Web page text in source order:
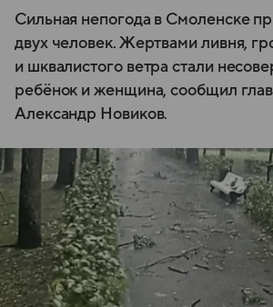
Сильная непогода в Смоленске
двух человек. Жертвами ливня,
и шквалистого ветра стали
ребёнок и женщина, сообщил
Александр Новиков.